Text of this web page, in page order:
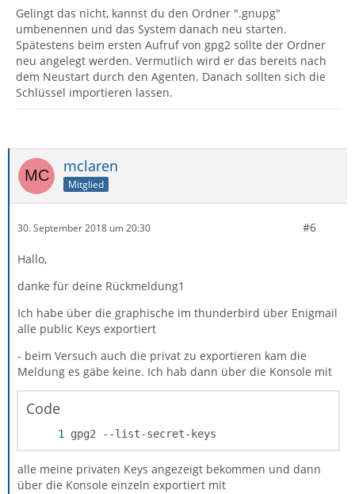
Gelingt das nicht, kannst du den Ordner ".gnupg"
umbenennen und das System danach neu starten.
Spätestens beim ersten Aufruf von gpg2 sollte der Ordner
neu angelegt werden. Vermutlich wird er das bereits nach
dem Neustart durch den Agenten. Danach sollten sich die
Schlüssel importieren lassen.
mclaren
Mitglied
30. September 2018 um 20:30 #6
Hallo,
danke für deine Rückmeldung1
Ich habe über die graphische im thunderbird über Enigmail
alle public Keys exportiert
- beim Versuch auch die privat zu exportieren kam die
Meldung es gäbe keine. Ich hab dann über die Konsole mit
Code
gpg2 --list-secret-keys
alle meine privaten Keys angezeigt bekommen und dann
über die Konsole einzeln exportiert mit